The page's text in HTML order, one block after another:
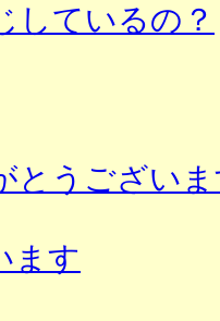
しているの？
とうござい
ます